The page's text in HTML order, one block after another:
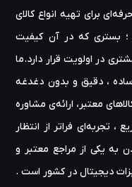
برای تهیه‌ انواع کالای
؛ بستری که در آن کیفیت
در اولویت قرار دارد.ما
ساده ، دقیق و بدون دغدغه
معتبر، ارائه‌ی مشاوره‌
تجربه‌ای فراتر از انتظار
به یکی از مراجع معتبر و
دیجیتال در کشور است .